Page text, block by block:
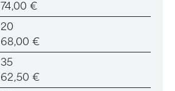
74,00 €
20
68,00 €
35
62,50 €